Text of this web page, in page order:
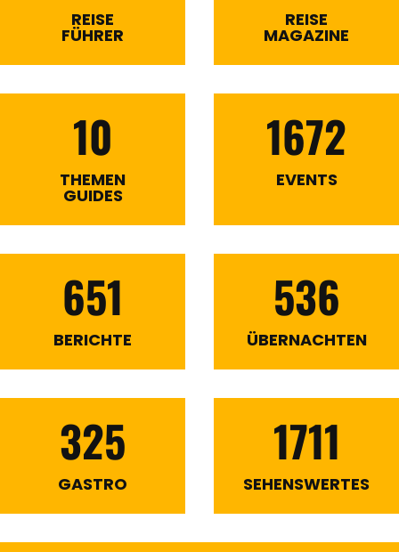
REISE
FÜHRER
REISE
MAGAZINE
10
THEMEN
GUIDES
1672
EVENTS
651
BERICHTE
536
ÜBERNACHTEN
325
GASTRO
1711
SEHENSWERTES